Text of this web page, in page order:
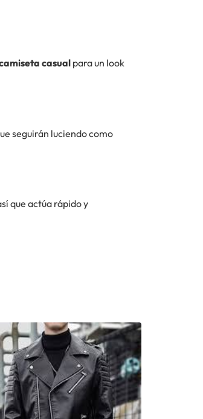
casual para un look
seguirán luciendo como
que actúa rápido y